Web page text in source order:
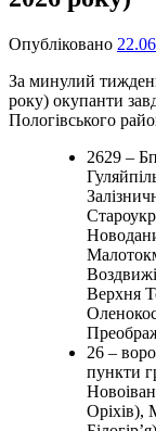
Опубліковано
За минулий
року) окупанти
Пологівського
2629 –
Верхня
26 –
пункти
Оріхів),